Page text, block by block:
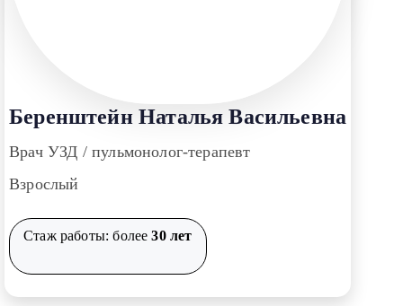
Беренштейн Наталья Васильевна
Врач УЗД / пульмонолог-терапевт
Взрослый
Стаж работы: более30 лет